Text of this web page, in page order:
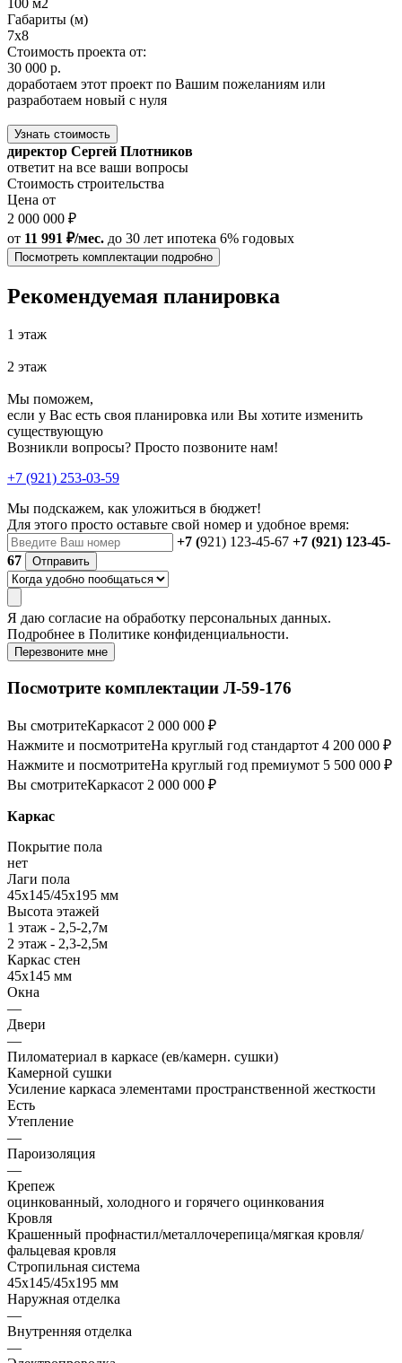
100 м2
Габариты (м)
7x8
Стоимость проекта от:
30 000 р.
доработаем этот проект по Вашим пожеланиям или
разработаем новый с нуля
Узнать стоимость
директор Сергей Плотников
ответит на все ваши вопросы
Стоимость строительства
Цена от
2 000 000 ₽
от 11 991 ₽/мес. до 30 лет ипотека 6% годовых
Посмотреть комплектации подробно
Рекомендуемая планировка
1 этаж
2 этаж
Мы поможем,
если у Вас есть своя планировка или Вы хотите изменить
существующую
Возникли вопросы? Просто позвоните нам!
+7 (921) 253-03-59
Мы подскажем, как уложиться в бюджет!
Для этого просто оставьте свой номер и удобное время:
+7 (921) 123-45-67 +7 (921) 123-45-
67
Отправить
Я даю согласие на обработку персональных данных.
Подробнее в Политике конфиденциальности.
Перезвоните мне
Посмотрите комплектации Л-59-176
Вы смотритеКаркасот 2 000 000 ₽
Нажмите и посмотритеНа круглый год стандартот 4 200 000 ₽
Нажмите и посмотритеНа круглый год премиумот 5 500 000 ₽
Вы смотритеКаркасот 2 000 000 ₽
Каркас
Покрытие пола
нет
Лаги пола
45х145/45х195 мм
Высота этажей
1 этаж - 2,5-2,7м
2 этаж - 2,3-2,5м
Каркас стен
45х145 мм
Окна
—
Двери
—
Пиломатериал в каркасе (ев/камерн. сушки)
Камерной сушки
Усиление каркаса элементами пространственной жесткости
Есть
Утепление
—
Пароизоляция
—
Крепеж
оцинкованный, холодного и горячего оцинкования
Кровля
Крашенный профнастил/металлочерепица/мягкая кровля/
фальцевая кровля
Стропильная система
45х145/45х195 мм
Наружная отделка
—
Внутренняя отделка
—